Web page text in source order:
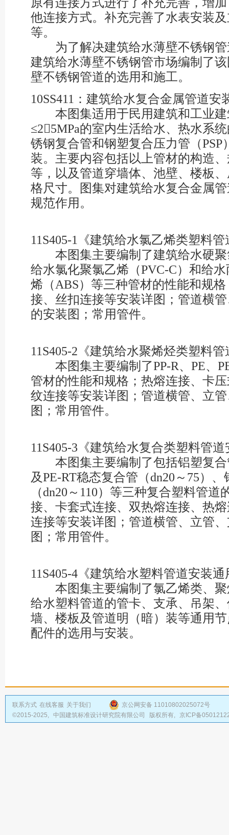
他连接方式。补充完善了水表安装
等。
为了解决建筑给水薄壁不锈钢管
建筑给水薄壁不锈钢管市场编制了
壁不锈钢管道的选用和施工。
10SS411：建筑给水复合金属管道安
本图集适用于民用建筑和工业建
≤25MPa的室内生活给水、热水系
锈钢复合管和钢塑复合压力管（
装。主要内容包括以上管材的构造
等，以及管道穿墙体、池壁、楼板
格尺寸。图集对建筑给水复合金属
规范作用。
11S405-1《建筑给水氯乙烯类塑料
本图集主要编制了建筑给水硬聚
给水氯化聚氯乙烯（PVC-C）和给
烯（ABS）等三种管材的性能和规
接、丝扣连接等安装详图；管道横
的安装图；常用管件。
11S405-2《建筑给水聚烯烃类塑料
本图集主要编制了PP-R、PE、
管材的性能和规格；热熔连接、卡
纹连接等安装详图；管道横管、立
图；常用管件。
11S405-3《建筑给水复合类塑料管
本图集主要编制了包括铝塑复合
及PE-RT稳态复合管（dn20～75）
（dn20～110）等三种复合塑料管
接、卡套式连接、双热熔连接、热
连接等安装详图；管道横管、立管
图；常用管件。
11S405-4《建筑给水塑料管道安装
本图集主要编制了氯乙烯类、聚
给水塑料管道的管卡、支承、吊架
墙、楼板及管道明（暗）装等通用
配件的选用与安装。
联系方式 在线客服 关于我们
京公网安备 11010802025072号
©2015-2025, 中国建筑标准设计研究院有限公司 版权所有, 京ICP备